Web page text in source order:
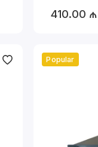
410.00 ₼
Popular